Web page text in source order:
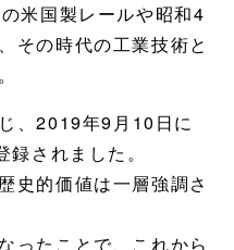
米国製レールや昭和4
その時代の工業技術と
、2019年9月10日に
されました。
史的価値は一層強調さ
ったことで、これから